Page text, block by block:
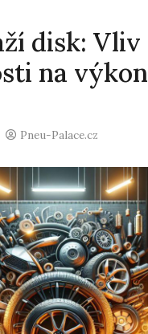
disk: Vliv
na výkon
Pneu-Palace.cz